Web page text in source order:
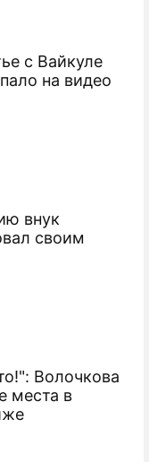
с Вайкуле
на видео
внук
своим
Волочкова
места в
на